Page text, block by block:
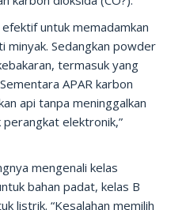
untuk memadamkan
minyak. Sedangkan powder
termasuk yang
APAR karbon
api tanpa meninggalkan
elektronik,”
mengenali kelas
bahan padat, kelas B
listrik. “Kesalahan memilih